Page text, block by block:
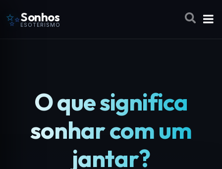
✨Sonhos
ESOTERISMO
O que significa
sonhar com um
jantar?